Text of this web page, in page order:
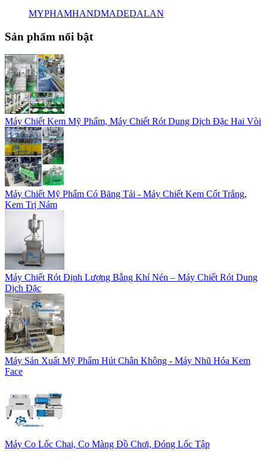
MYPHAMHANDMADEDALAN
Sản phẩm nổi bật
Máy Chiết Kem Mỹ Phẩm, Máy Chiết Rót Dung Dịch Đặc Hai Vòi
Máy Chiết Mỹ Phẩm Có Băng Tải - Máy Chiết Kem Cốt Trắng,
Kem Trị Nám
Máy Chiết Rót Định Lượng Bằng Khí Nén – Máy Chiết Rót Dung
Dịch Đặc
Máy Sản Xuất Mỹ Phẩm Hút Chân Không - Máy Nhũ Hóa Kem
Face
Máy Co Lốc Chai, Co Màng Đồ Chơi, Đóng Lốc Tập